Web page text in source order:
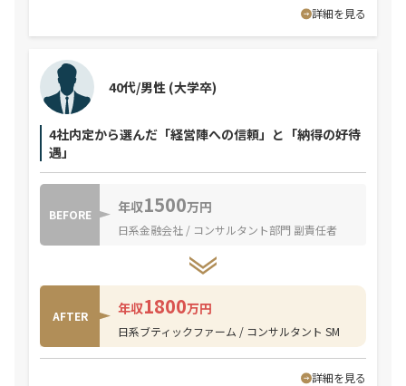
詳細を見る
4社内定から選んだ「経営陣への信頼」と「納得の好待
遇」
40代/男性 (大学卒)
BEFORE 年収1500万円
日系金融会社 / コンサルタント部門 副責任者
AFTER 年収1800万円
日系ブティックファーム / コンサルタント SM
詳細を見る